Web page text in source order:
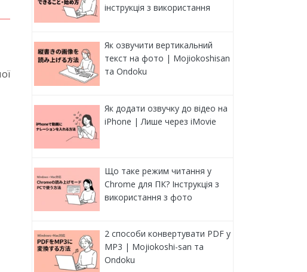
інструкція з використання
Як озвучити вертикальний
текст на фото | Mojiokoshisan
та Ondoku
Як додати озвучку до відео на
iPhone | Лише через iMovie
Що таке режим читання у
Chrome для ПК? Інструкція з
використання з фото
2 способи конвертувати PDF у
MP3 | Mojiokoshi-san та
Ondoku